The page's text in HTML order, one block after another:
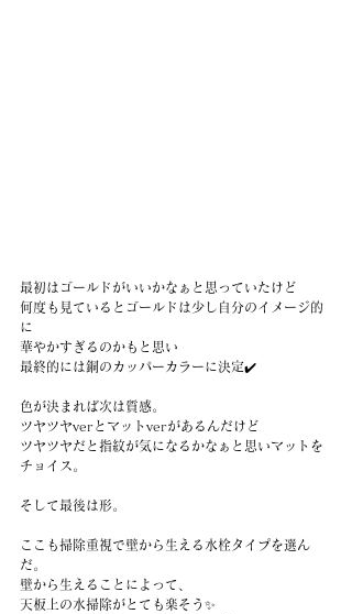
最初はゴールドがいいかなぁと思っていたけど
何度も見ているとゴールドは少し自分のイメージ的
に
華やかすぎるのかもと思い
最終的には銅のカッパーカラーに決定✔️
色が決まれば次は質感。
ツヤツヤverとマットverがあるんだけど
ツヤツヤだと指紋が気になるかなぁと思いマットを
チョイス。
そして最後は形。
ここも掃除重視で壁から生える水栓タイプを選ん
だ。
壁から生えることによって、
天板上の水掃除がとても楽そう✨